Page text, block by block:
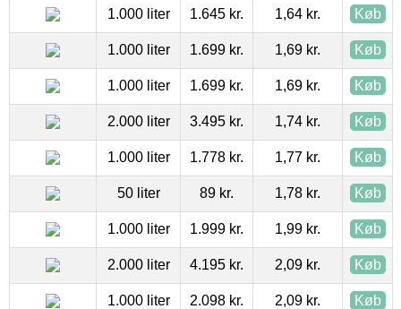
1.000 liter 1.645 kr. 1,64 kr. Køb
1.000 liter 1.699 kr. 1,69 kr. Køb
1.000 liter 1.699 kr. 1,69 kr. Køb
2.000 liter 3.495 kr. 1,74 kr. Køb
1.000 liter 1.778 kr. 1,77 kr. Køb
50 liter 89 kr. 1,78 kr. Køb
1.000 liter 1.999 kr. 1,99 kr. Køb
2.000 liter 4.195 kr. 2,09 kr. Køb
1.000 liter 2.098 kr. 2,09 kr. Køb